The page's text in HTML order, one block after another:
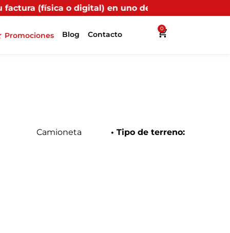
digital) en uno de nuestros puntos propios,
Promociones Blog Contacto
0
Camioneta • Tipo de terreno: